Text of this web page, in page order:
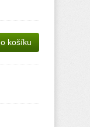
košíku